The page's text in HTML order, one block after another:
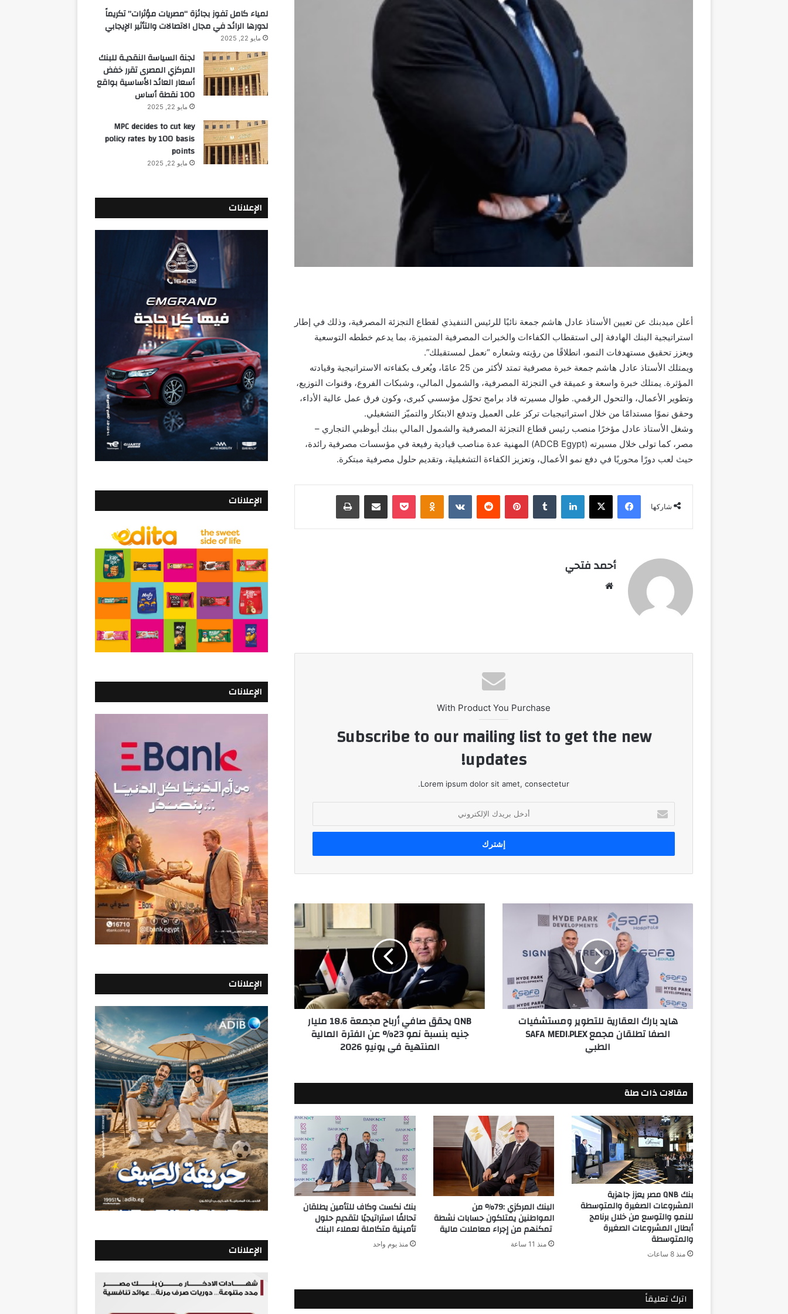
أعلن ميدبنك عن تعيين الأستاذ عادل هاشم جمعة نائبًا للرئيس التنفيذي لقطاع التجزئة المصرفية، وذلك في إطار
استراتيجية البنك الهادفة إلى استقطاب الكفاءات والخبرات المصرفية المتميزة، بما يدعم خططه التوسعية
ويعزز تحقيق مستهدفات النمو، انطلاقًا من رؤيته وشعاره “نعمل لمستقبلك”.
ويمتلك الأستاذ عادل هاشم جمعة خبرة مصرفية تمتد لأكثر من 25 عامًا، ويُعرف بكفاءته الاستراتيجية وقيادته
المؤثرة. يمتلك خبرة واسعة و عميقة في التجزئة المصرفية، والشمول المالي، وشبكات الفروع، وقنوات التوزيع،
وتطوير الأعمال، والتحول الرقمي. طوال مسيرته قاد برامج تحوّل مؤسسي كبرى، وكون فرق عمل عالية الأداء،
وحقق نموًا مستدامًا من خلال استراتيجيات تركز على العميل وتدفع الابتكار والتميّز التشغيلي.
وشغل الأستاذ عادل مؤخرًا منصب رئيس قطاع التجزئة المصرفية والشمول المالي ببنك أبوظبي التجاري –
مصر، كما تولى خلال مسيرته (ADCB Egypt) المهنية عدة مناصب قيادية رفيعة في مؤسسات مصرفية رائدة،
حيث لعب دورًا محوريًا في دفع نمو الأعمال، وتعزيز الكفاءة التشغيلية، وتقديم حلول مصرفية مبتكرة.
شاركها
فيسبوك ‫X لينكدإن بينتيريست Odnoklassniki
‫Pocket مشاركة عبر البريد طباعة
أحمد فتحي
With Product You Purchase
Subscribe to our mailing list to get the new
updates!
Lorem ipsum dolor sit amet, consectetur.
بريدك
الإلكتروني
ومستشفيات
تطلقان
مجمع
SAFA
MEDI.PLEX
هايد بارك العقارية للتطوير ومستشفيات
الصفا تطلقان مجمع SAFA MEDI.PLEX
الطبي
جنيه
بنسبة
المنتهية
يونيو
2026
QNB يحقق صافي أرباح مجمعة 18.6 مليار
جنيه بنسبة نمو 23% عن الفترة المالية
المنتهية في يونيو 2026
مقالات ذات صلة
بنك QNB مصر يعزز جاهزية
المشروعات الصغيرة والمتوسطة
للنمو والتوسع من خلال برنامج
أبطال المشروعات الصغيرة
والمتوسطة
منذ 8 ساعات
البنك المركزي :79% من
المواطنين يمتلكون حسابات نشطة
تمكنهم من إجراء معاملات مالية
منذ 11 ساعة
بنك نكست وكاف للتأمين يطلقان
تحالفًا استراتيجيًا لتقديم حلول
تأمينية متكاملة لعملاء البنك
منذ يوم واحد
اترك تعليقاً
لمياء كامل تفوز بجائزة “مصريات مؤثرات” تكريماً
لدورها الرائد في مجال الاتصالات والتأثير الإيجابي
مايو 22, 2025
لجنة السياسة النقديـة للبنك
المركزي المصرى تقرر خفض
أسعار العائد الأساسية بواقع
100 نقطة أساس
مايو 22, 2025
MPC decides to cut key
policy rates by 100 basis
points
مايو 22, 2025
الإعلانات
الإعلانات
الإعلانات
الإعلانات
الإعلانات